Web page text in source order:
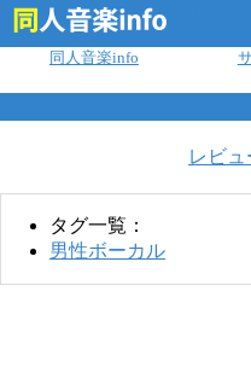
同人音楽info
レビュ
タグ一覧：
男性ボーカル